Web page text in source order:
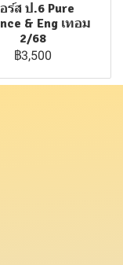
ร์ส ป.6 Pure
& Eng เทอม
2/68
฿3,500